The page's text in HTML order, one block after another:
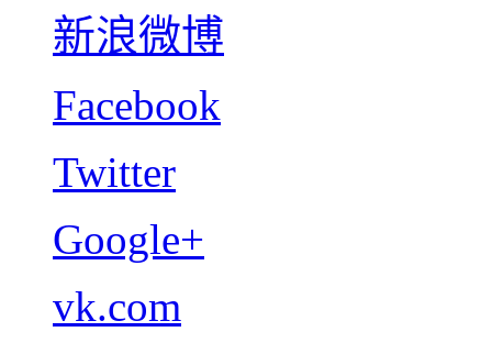
新浪微博
Facebook
Twitter
Google+
vk.com